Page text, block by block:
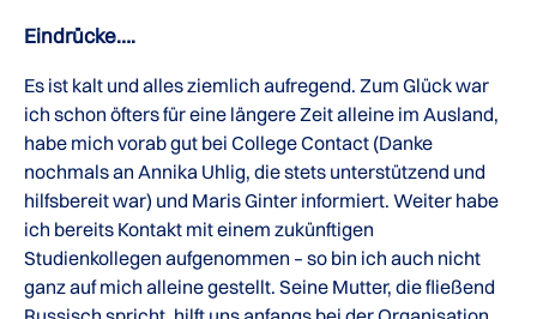
Eindrücke….
Es ist kalt und alles ziemlich aufregend. Zum Glück war
ich schon öfters für eine längere Zeit alleine im Ausland,
habe mich vorab gut bei College Contact (Danke
nochmals an Annika Uhlig, die stets unterstützend und
hilfsbereit war) und Maris Ginter informiert. Weiter habe
ich bereits Kontakt mit einem zukünftigen
Studienkollegen aufgenommen – so bin ich auch nicht
ganz auf mich alleine gestellt. Seine Mutter, die fließend